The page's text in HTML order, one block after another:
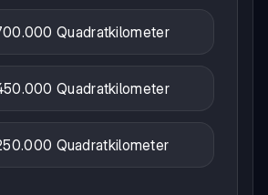
Quadratkilometer
Quadratkilometer
Quadratkilometer